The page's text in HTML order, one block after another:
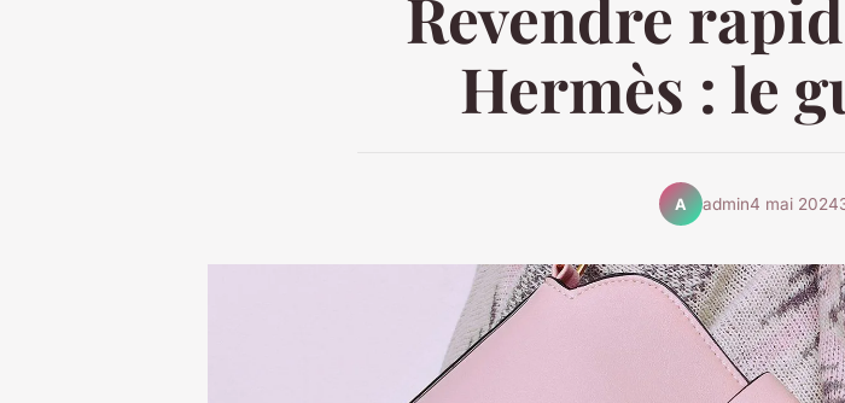
Revendre
Hermès : le
A admin4 mai 2024